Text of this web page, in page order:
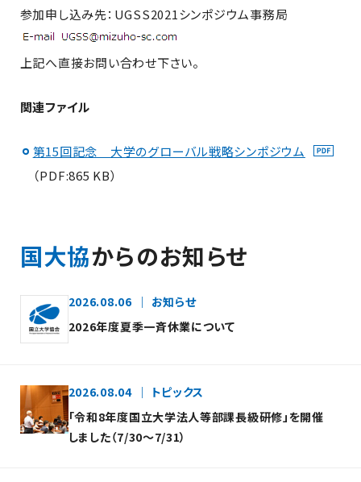
参加申し込み先：UGSS2021シンポジウム事務局
上記へ直接お問い合わせ下さい。
関連ファイル
第15回記念 大学のグローバル戦略シンポジウム
（PDF:865 KB）
国大協からのお知らせ
2026.08.06
お知らせ
2026年度夏季一斉休業について
2026.08.04
トピックス
「令和8年度国立大学法人等部課長級研修」を開催
しました（7/30～7/31）